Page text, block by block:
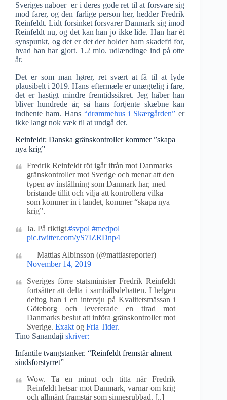
Sveriges naboer er i deres gode ret til at forsvare sig
mod farer, og den farlige person her, hedder Fredrik
Reinfeldt. Lidt forsinket forsvarer Danmark sig imod
Reinfeldt nu, og det kan han jo ikke lide. Han har ét
synspunkt, og det er det der holder ham skadefri for,
hvad han har gjort. 1.2 mio. udlændinge ind på otte
år.
Det er som man hører, ret svært at få til at lyde
plausibelt i 2019. Hans eftermæle er unægtelig i fare,
det er hastigt mindre fremtidssikret. Jeg håber han
bliver hundrede år, så hans fortjente skæbne kan
indhente ham. Hans“drømmehus i Skærgården” er
ikke langt nok væk til at undgå det.
Reinfeldt: Danska gränskontroller kommer ”skapa
nya krig”
Fredrik Reinfeldt röt igår ifrån mot Danmarks
gränskontroller mot Sverige och menar att den
typen av inställning som Danmark har, med
bristande tillit och vilja att kontrollera vilka
som kommer in i landet, kommer “skapa nya
krig”.
Ja. På riktigt.#svpol #medpol
pic.twitter.com/yS7IZRDnp4
— Mattias Albinsson (@mattiasreporter)
November 14, 2019
Sveriges förre statsminister Fredrik Reinfeldt
fortsätter att delta i samhällsdebatten. I helgen
deltog han i en intervju på Kvalitetsmässan i
Göteborg och levererade en tirad mot
Danmarks beslut att införa gränskontroller mot
Sverige. Exakt og Fria Tider.
Tino Sanandaji skriver:
Infantile tvangstanker. “Reinfeldt fremstår alment
sindsforstyrret”
Wow. Ta en minut och titta när Fredrik
Reinfeldt hetsar mot Danmark, varnar om krig
och allmänt framstår som sinnesrubbad. [..]